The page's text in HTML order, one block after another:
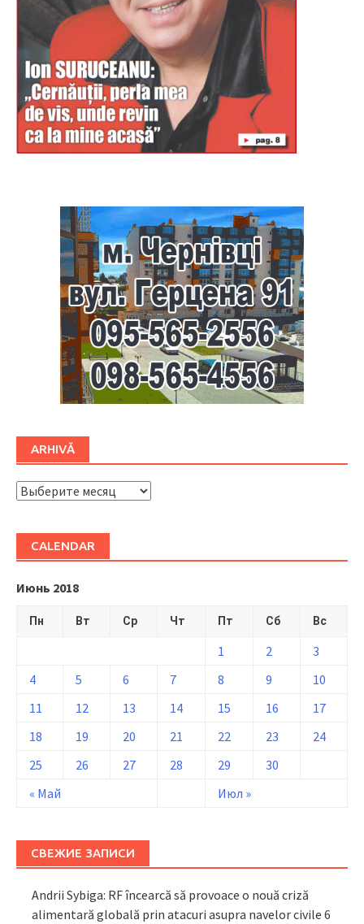
ARHIVĂ
ARHIVĂ
CALENDAR
Июнь 2018
Пн Вт Ср Чт Пт Сб Вс
« Май Июл »
1 2
3
4
5 6 7 8 9
10
11
12 13 14 15 16
17
18
19 20 21 22 23
24
25
26 27 28 29 30
СВЕЖИЕ ЗАПИСИ
Andrii Sybiga: RF încearcă să provoace o nouă criză
alimentară globală prin atacuri asupra navelor civile 6